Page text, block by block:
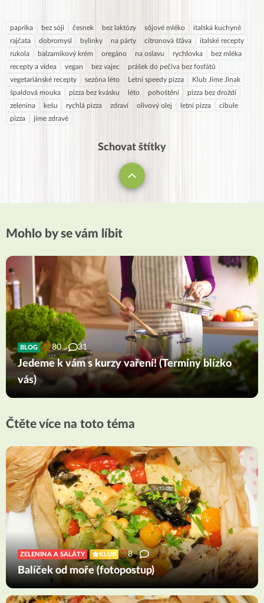
paprika bez sóji česnek bez laktózy sójové mléko
italská kuchyně
rajčata
dobromysl bylinky na párty citronová šťáva
italské recepty
rukola
balzamikový krém oregáno na oslavu rychlovka
bez mléka
recepty a videa
vegan bez vajec
prášek do pečiva bez fosfátů
vegetariánské recepty
sezóna léto Letní speedy pizza
Klub Jíme Jinak
špaldová mouka
pizza bez kvásku léto pohoštění
pizza bez droždí
zelenina
kešu rychlá pizza zdraví olivový olej letní pizza
cibule
pizza
jíme zdravě
Schovat štítky
Mohlo by se vám líbit
BLOG 80 31
Jedeme k vám s kurzy vaření! (Termíny blízko
vás)
Čtěte více na toto téma
ZELENINA A SALÁTY KLUB 8
Balíček od moře (fotopostup)